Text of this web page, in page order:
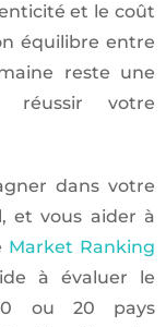
et le coût
équilibre entre
reste une
réussir votre
dans votre
et vous aider à
Market Ranking
à évaluer le
ou 20 pays